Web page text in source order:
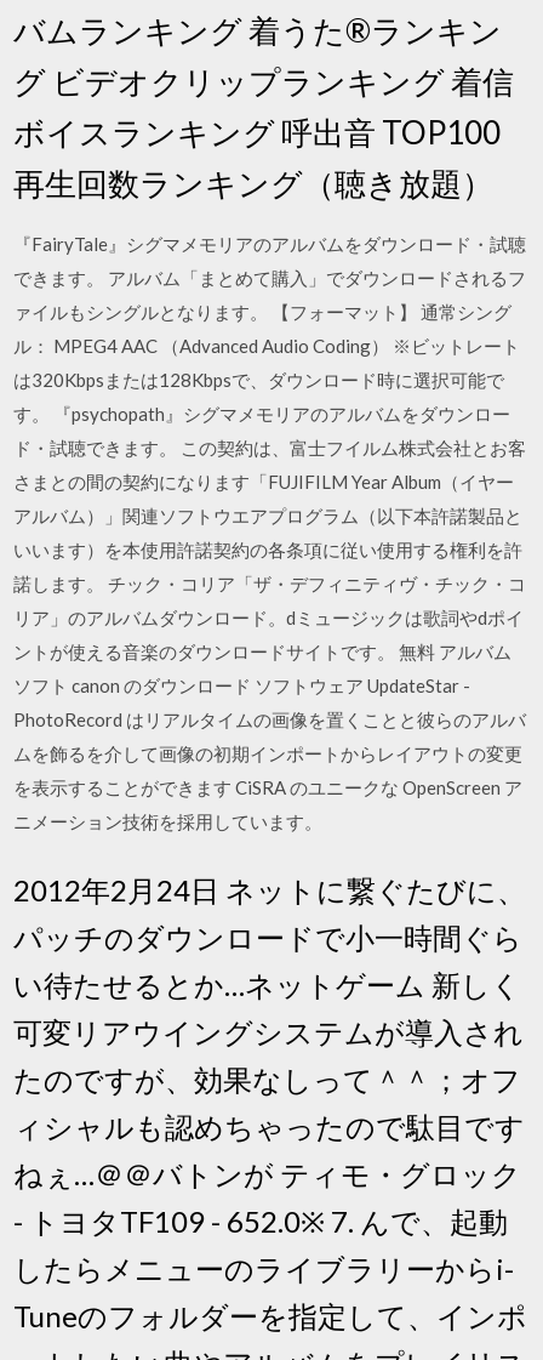
バムランキング 着うた®ランキン
グ ビデオクリップランキング 着信
ボイスランキング 呼出音 TOP100
再生回数ランキング（聴き放題）
『FairyTale』シグマメモリアのアルバムをダウンロード・試聴
できます。 アルバム「まとめて購入」でダウンロードされるフ
ァイルもシングルとなります。 【フォーマット】 通常シング
ル： MPEG4 AAC （Advanced Audio Coding） ※ビットレート
は320Kbpsまたは128Kbpsで、ダウンロード時に選択可能で
す。 『psychopath』シグマメモリアのアルバムをダウンロー
ド・試聴できます。 この契約は、富士フイルム株式会社とお客
さまとの間の契約になります「FUJIFILM Year Album（イヤー
アルバム）」関連ソフトウエアプログラム（以下本許諾製品と
いいます）を本使用許諾契約の各条項に従い使用する権利を許
諾します。 チック・コリア「ザ・デフィニティヴ・チック・コ
リア」のアルバムダウンロード。dミュージックは歌詞やdポイ
ントが使える音楽のダウンロードサイトです。 無料 アルバム
ソフト canon のダウンロード ソフトウェア UpdateStar -
PhotoRecord はリアルタイムの画像を置くことと彼らのアルバ
ムを飾るを介して画像の初期インポートからレイアウトの変更
を表示することができます CiSRA のユニークな OpenScreen ア
ニメーション技術を採用しています。
2012年2月24日 ネットに繋ぐたびに、
パッチのダウンロードで小一時間ぐら
い待たせるとか…ネットゲーム 新しく
可変リアウイングシステムが導入され
たのですが、効果なしって＾＾；オフ
ィシャルも認めちゃったので駄目です
ねぇ…＠＠バトンが ティモ・グロック
- トヨタTF109 - 652.0※ 7. んで、起動
したらメニューのライブラリーからi-
Tuneのフォルダーを指定して、インポ